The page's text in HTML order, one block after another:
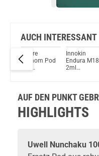
Aspire
Du willst
Schau mal
Vsticking VIY
AUCH INTERESSANT
Aspire
Veynom Pod
Innokin
Endura M18
2ml
AUF DEN PUNKT
HIGHLIGHTS
Uwell Nunchaku